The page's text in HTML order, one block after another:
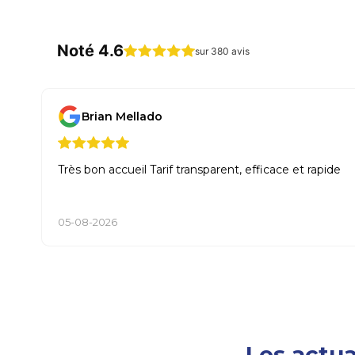
Noté 4.6 sur 380 avis
Brian Mellado
Très bon accueil Tarif transparent, efficace et rapide
05-08-2026